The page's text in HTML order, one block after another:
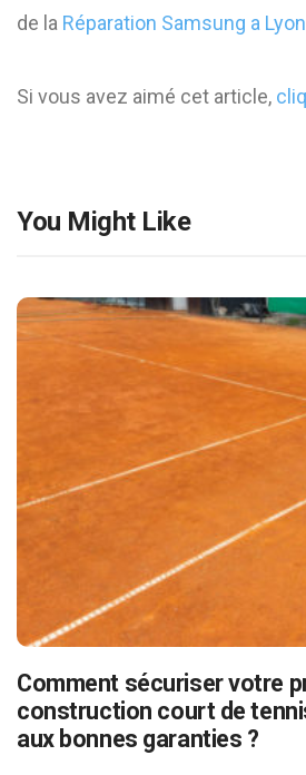
de la Réparation Samsung a Lyon
Si vous avez aimé cet article,
You Might Like
Comment sécuriser votre
construction court de
aux bonnes garanties ?